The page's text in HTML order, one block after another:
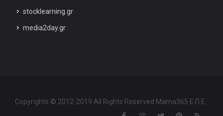
stocklearning.gr
media2day.gr
Copyrights © 2012-2019 All Rights Reserved Mama365 Ε.Π.Ε.